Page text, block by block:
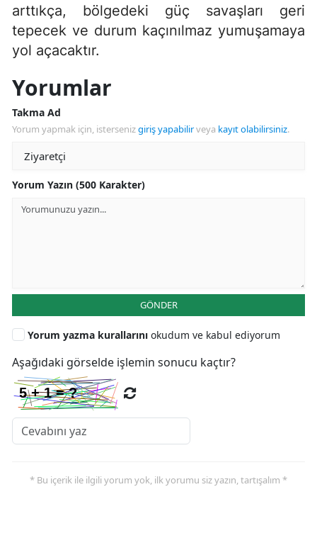
arttıkça, bölgedeki güç savaşları geri
tepecek ve durum kaçınılmaz yumuşamaya
yol açacaktır.
Yorumlar
Takma Ad
Yorum yapmak için, istersenizgiriş yapabilirveya kayıt olabilirsiniz.
Yorum Yazın (500 Karakter)
GÖNDER
Yorum yazma kurallarını okudum ve kabul ediyorum
Aşağıdaki görselde işlemin sonucu kaçtır?
* Bu içerik ile ilgili yorum yok, ilk yorumu siz yazın, tartışalım *